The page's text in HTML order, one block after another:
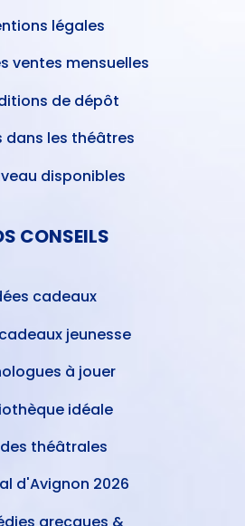
légales
ventes mensuelles
de dépôt
dans les théâtres
disponibles
CONSEILS
cadeaux
jeunesse
à jouer
idéale
théâtrales
d'Avignon 2026
grecques &